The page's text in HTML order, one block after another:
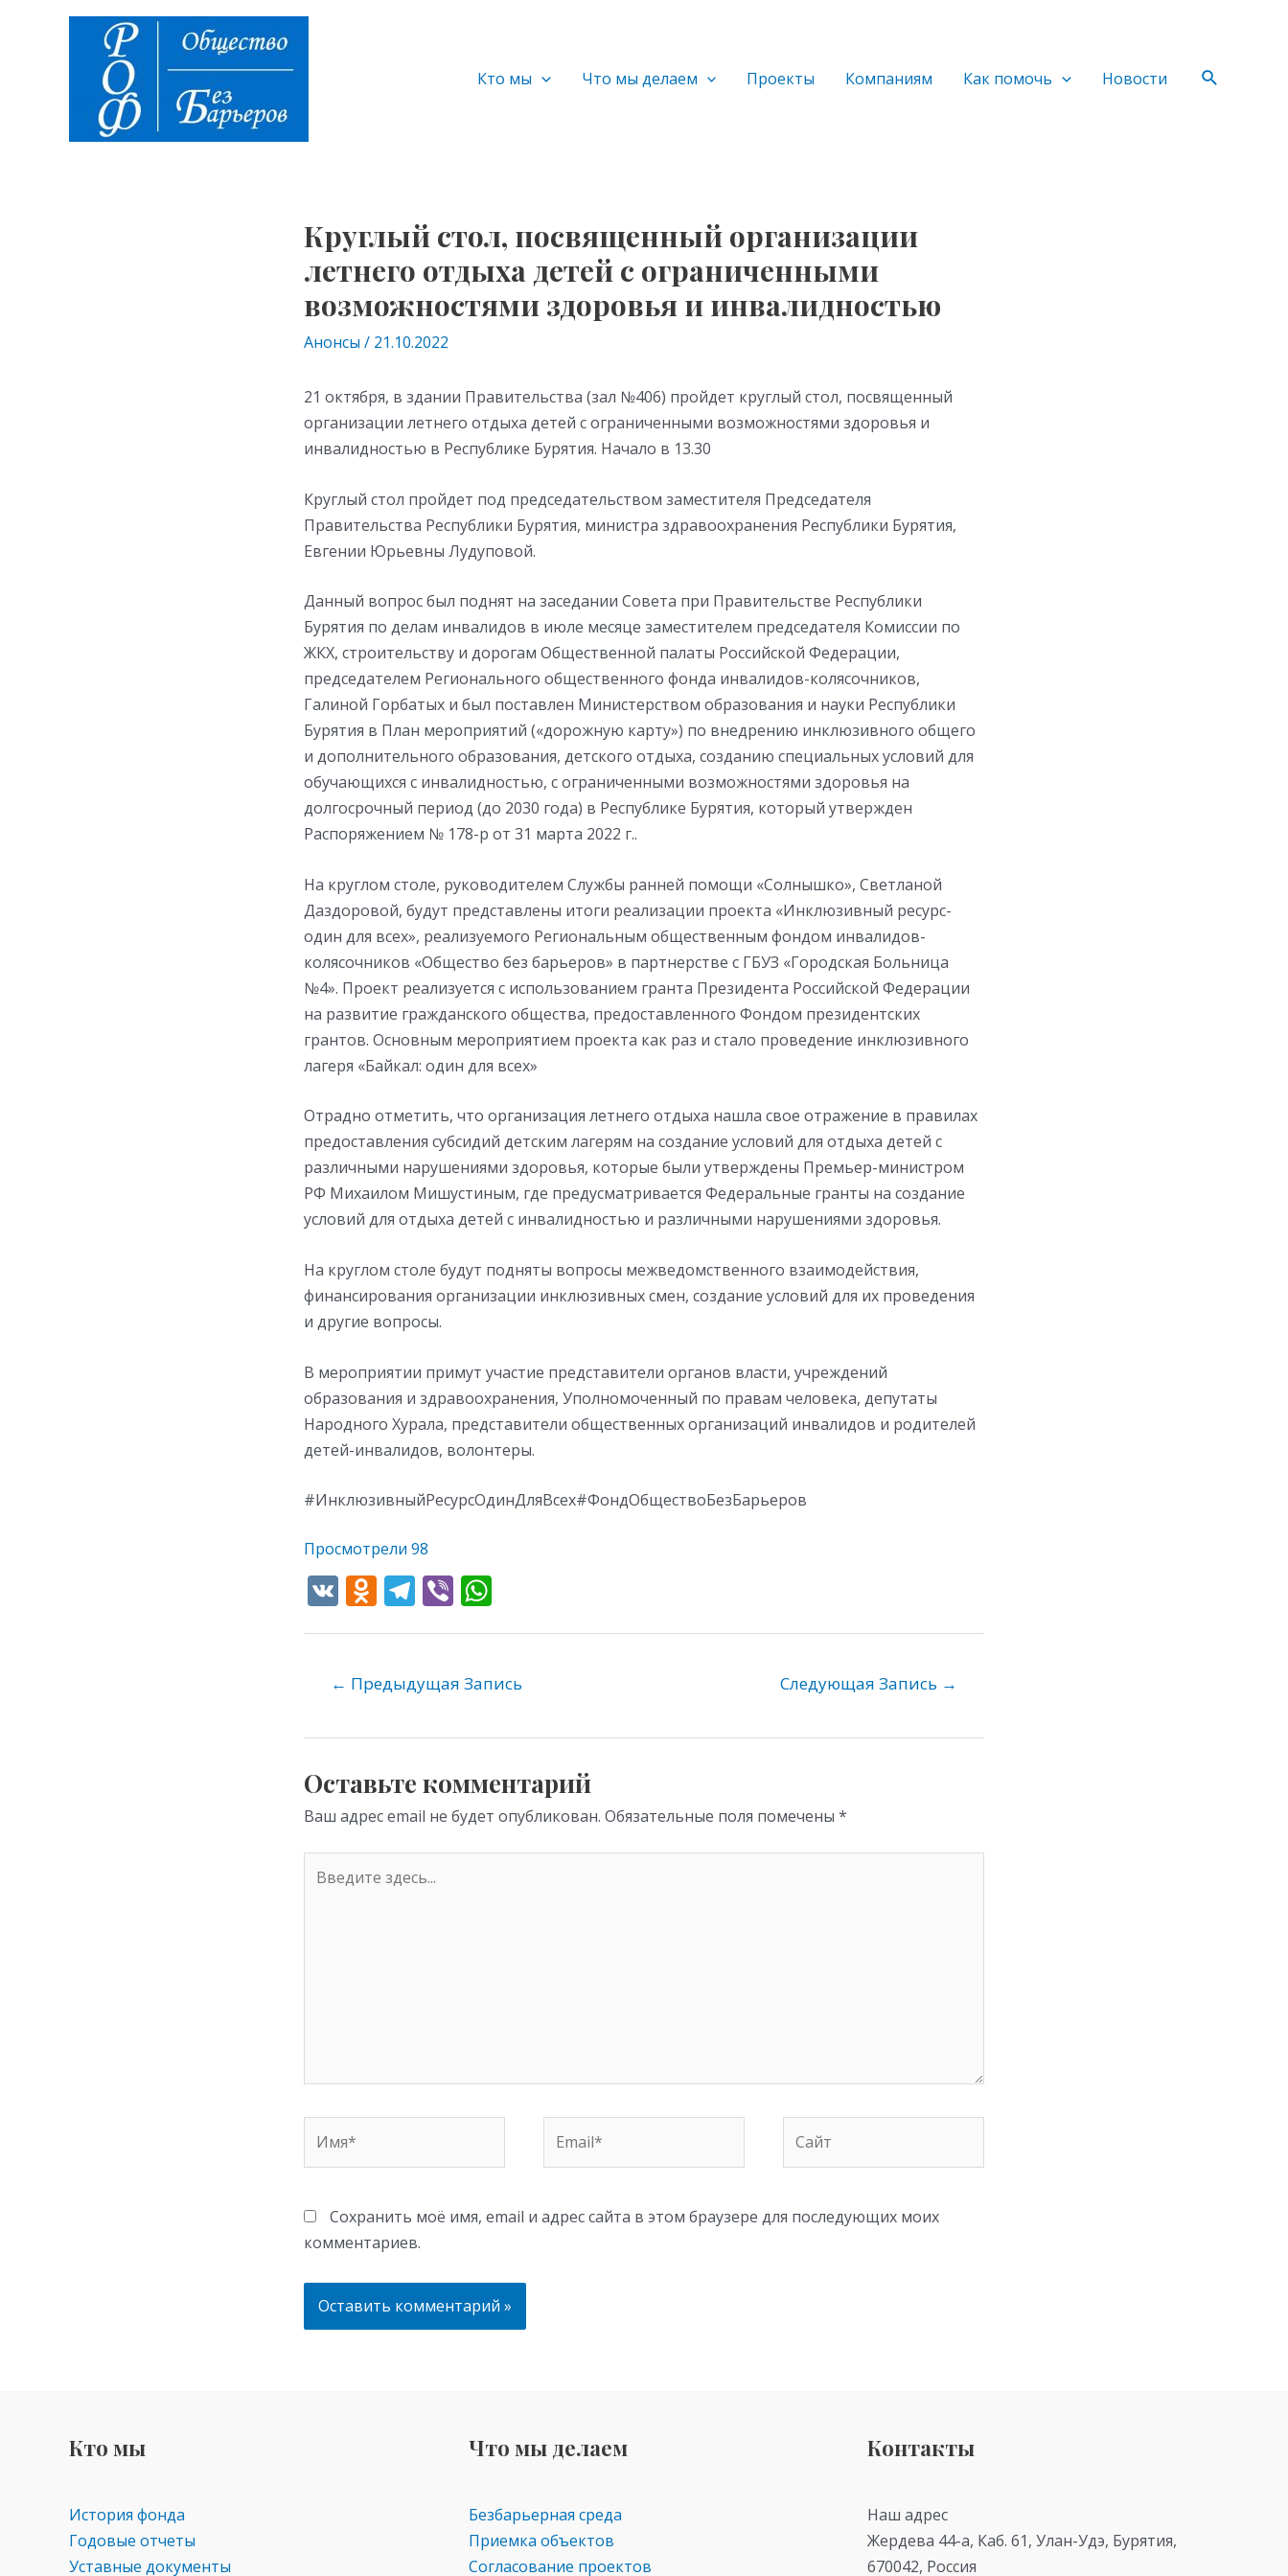
содержимому
Кто мы Что мы делаем Проекты Компаниям Как помочь Новости Поиск
Круглый стол, посвященный организации
летнего отдыха детей с ограниченными
возможностями здоровья и инвалидностью
Анонсы / 21.10.2022
21 октября, в здании Правительства (зал №406) пройдет круглый стол, посвященный
организации летнего отдыха детей с ограниченными возможностями здоровья и
инвалидностью в Республике Бурятия. Начало в 13.30
Круглый стол пройдет под председательством заместителя Председателя
Правительства Республики Бурятия, министра здравоохранения Республики Бурятия,
Евгении Юрьевны Лудуповой.
Данный вопрос был поднят на заседании Совета при Правительстве Республики
Бурятия по делам инвалидов в июле месяце заместителем председателя Комиссии по
ЖКХ, строительству и дорогам Общественной палаты Российской Федерации,
председателем Регионального общественного фонда инвалидов-колясочников,
Галиной Горбатых и был поставлен Министерством образования и науки Республики
Бурятия в План мероприятий («дорожную карту») по внедрению инклюзивного общего
и дополнительного образования, детского отдыха, созданию специальных условий для
обучающихся с инвалидностью, с ограниченными возможностями здоровья на
долгосрочный период (до 2030 года) в Республике Бурятия, который утвержден
Распоряжением № 178-р от 31 марта 2022 г..
На круглом столе, руководителем Службы ранней помощи «Солнышко», Светланой
Даздоровой, будут представлены итоги реализации проекта «Инклюзивный ресурс-
один для всех», реализуемого Региональным общественным фондом инвалидов-
колясочников «Общество без барьеров» в партнерстве с ГБУЗ «Городская Больница
№4». Проект реализуется с использованием гранта Президента Российской Федерации
на развитие гражданского общества, предоставленного Фондом президентских
грантов. Основным мероприятием проекта как раз и стало проведение инклюзивного
лагеря «Байкал: один для всех»
Отрадно отметить, что организация летнего отдыха нашла свое отражение в правилах
предоставления субсидий детским лагерям на создание условий для отдыха детей с
различными нарушениями здоровья, которые были утверждены Премьер-министром
РФ Михаилом Мишустиным, где предусматривается Федеральные гранты на создание
условий для отдыха детей с инвалидностью и различными нарушениями здоровья.
На круглом столе будут подняты вопросы межведомственного взаимодействия,
финансирования организации инклюзивных смен, создание условий для их проведения
и другие вопросы.
В мероприятии примут участие представители органов власти, учреждений
образования и здравоохранения, Уполномоченный по правам человека, депутаты
Народного Хурала, представители общественных организаций инвалидов и родителей
детей-инвалидов, волонтеры.
#ИнклюзивныйРесурсОдинДляВсех#ФондОбществоБезБарьеров
Просмотрели 98
V O
o
as
s
ni
ki
T
gr
m
Vi
s
p
p
Навигация
← Предыдущая Запись Следующая Запись →
Оставьте комментарий
Ваш адрес email не будет опубликован. Обязательные поля помечены *
здесь...
Сохранить моё имя, email и адрес сайта в этом браузере для последующих моих
комментариев.
Кто мы
История фонда
Годовые отчеты
Уставные документы
Что мы делаем
Безбарьерная среда
Приемка объектов
Согласование проектов
Контакты
Наш адрес
Жердева 44-а, Каб. 61, Улан-Удэ, Бурятия,
670042, Россия